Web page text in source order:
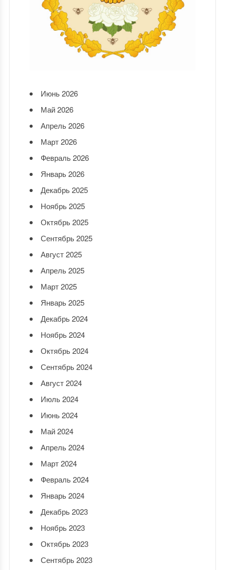
Июнь 2026
Май 2026
Апрель 2026
Март 2026
Февраль 2026
Январь 2026
Декабрь 2025
Ноябрь 2025
Октябрь 2025
Сентябрь 2025
Август 2025
Апрель 2025
Март 2025
Январь 2025
Декабрь 2024
Ноябрь 2024
Октябрь 2024
Сентябрь 2024
Август 2024
Июль 2024
Июнь 2024
Май 2024
Апрель 2024
Март 2024
Февраль 2024
Январь 2024
Декабрь 2023
Ноябрь 2023
Октябрь 2023
Сентябрь 2023